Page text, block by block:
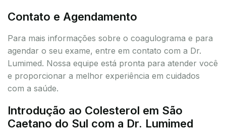
Contato e Agendamento
Para mais informações sobre o coagulograma e para
agendar o seu exame, entre em contato com a Dr.
Lumimed. Nossa equipe está pronta para atender você
e proporcionar a melhor experiência em cuidados
com a saúde.
Introdução ao Colesterol em São
Caetano do Sul com a Dr. Lumimed